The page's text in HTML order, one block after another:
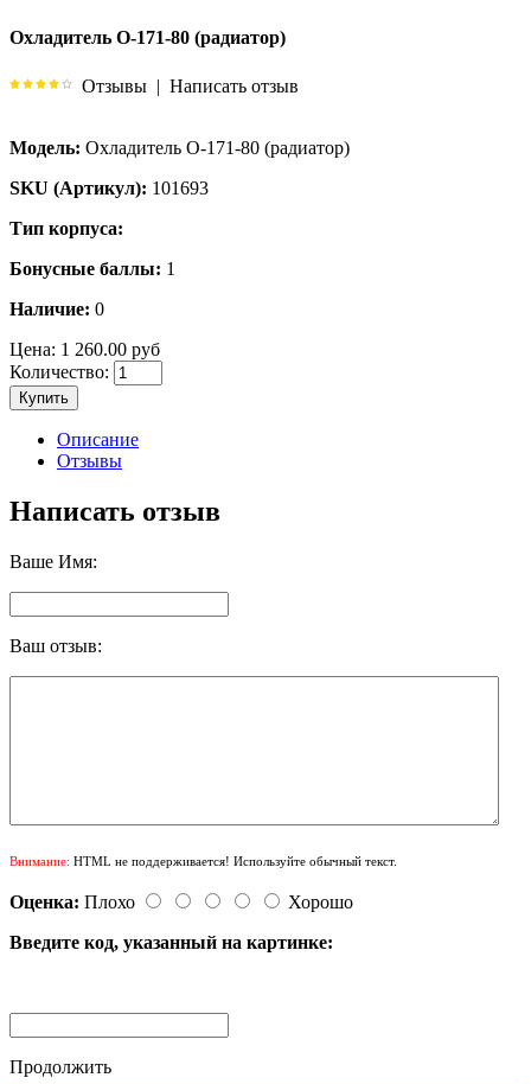
Охладитель О-171-80 (радиатор)
Отзывы | Написать отзыв
Модель: Охладитель О-171-80 (радиатор)
SKU (Артикул): 101693
Тип корпуса:
Бонусные баллы: 1
Наличие: 0
Цена: 1 260.00 руб
Количество:
Купить
Описание
Отзывы
Написать отзыв
Ваше Имя:
Ваш отзыв:
Внимание: HTML не поддерживается! Используйте обычный текст.
Оценка: Плохо
Хорошо
Введите код, указанный на картинке:
Продолжить